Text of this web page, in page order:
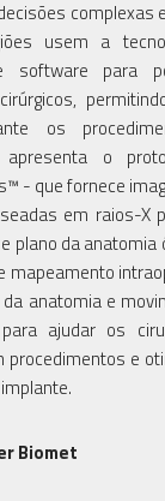
complexas
usem a
software para
os
apresenta o
- que fornece
em raios-X
plano da anatomia
mapeamento
anatomia e
ajudar os
procedimentos e
Biomet